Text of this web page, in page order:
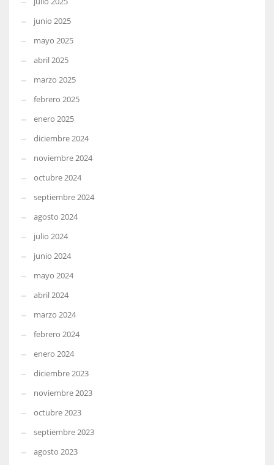
junio 2025
mayo 2025
abril 2025
marzo 2025
febrero 2025
enero 2025
diciembre 2024
noviembre 2024
octubre 2024
septiembre 2024
agosto 2024
julio 2024
junio 2024
mayo 2024
abril 2024
marzo 2024
febrero 2024
enero 2024
diciembre 2023
noviembre 2023
octubre 2023
septiembre 2023
agosto 2023